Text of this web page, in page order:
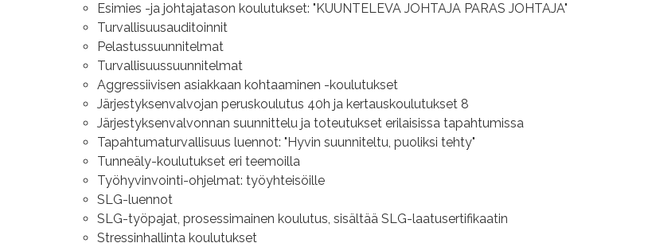
Esimies -ja johtajatason koulutukset: "KUUNTELEVA JOHTAJA PARAS JOHTAJA"
Turvallisuusauditoinnit
Pelastussuunnitelmat
Turvallisuussuunnitelmat
Aggressiivisen asiakkaan kohtaaminen -koulutukset
Järjestyksenvalvojan peruskoulutus 40h ja kertauskoulutukset 8
Järjestyksenvalvonnan suunnittelu ja toteutukset erilaisissa tapahtumissa
Tapahtumaturvallisuus luennot: "Hyvin suunniteltu, puoliksi tehty"
Tunneäly-koulutukset eri teemoilla
Työhyvinvointi-ohjelmat: työyhteisöille
SLG-luennot
SLG-työpajat, prosessimainen koulutus, sisältää SLG-laatusertifikaatin
Stressinhallinta koulutukset